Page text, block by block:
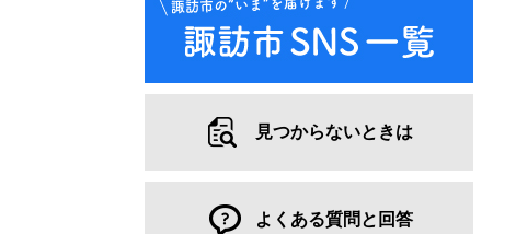
見つからないときは
よくある質問と回答